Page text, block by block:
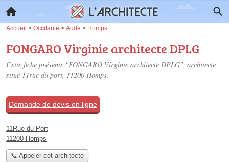
Accueil > Occitanie > Aude > Homps
FONGARO Virginie architecte DPLG
Cette fiche présente "FONGARO Virginie architecte DPLG", architecte
situé 11rue du port, 11200 Homps.
Demande de devis en ligne
11Rue du Port
11200 Homps
📞 Appeler cet architecte